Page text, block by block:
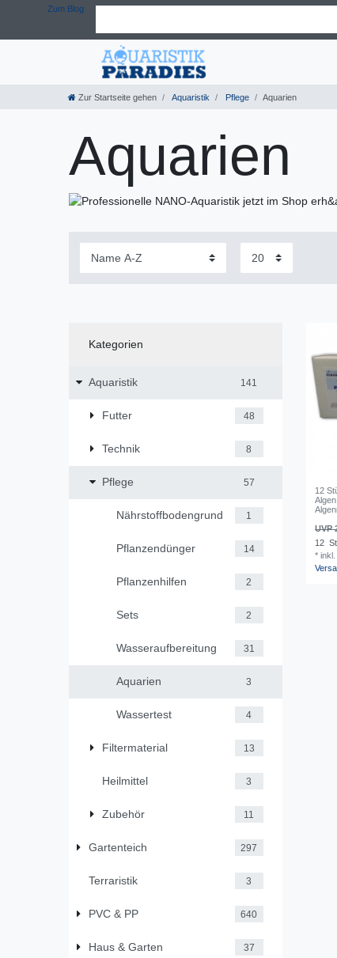
Zum Blog
Zur Startseite gehen Aquaristik Pflege Aquarien
Aquarien
Kategorien
Aquaristik 141
Futter 48
Technik 8
Pflege 57
Nährstoffbodengrund 1
Pflanzendünger 14
Pflanzenhilfen 2
Sets 2
Wasseraufbereitung 31
Aquarien 3
Wassertest 4
Filtermaterial 13
Heilmittel 3
Zubehör 11
Gartenteich 297
Terraristik 3
PVC & PP 640
Haus & Garten 37
12
UVP
12
*inkl.